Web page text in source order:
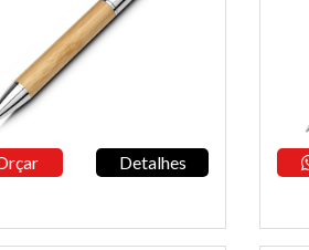
Detalhes